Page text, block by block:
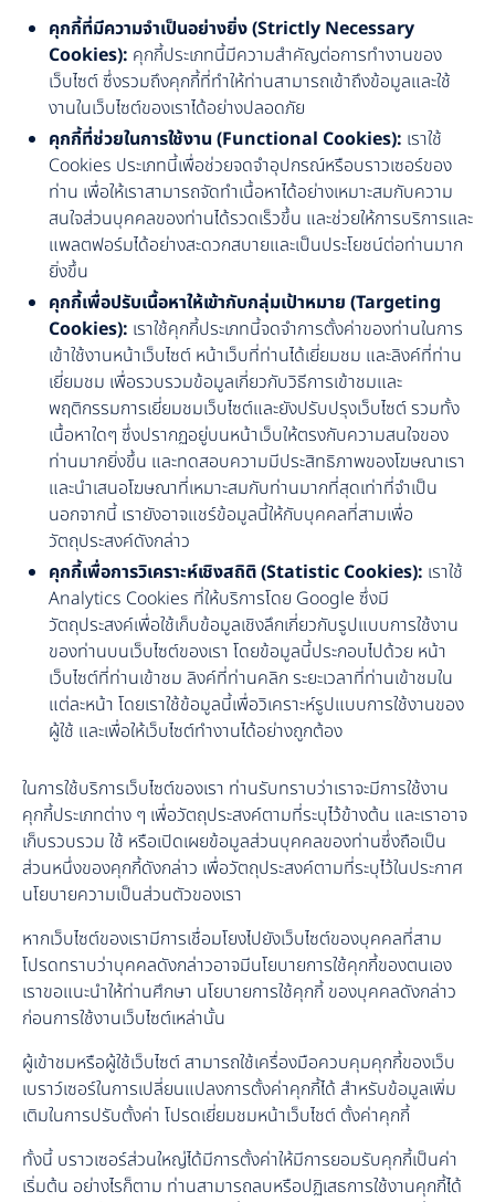
คุกกี้ที่มีความจำเป็นอย่างยิ่ง (Strictly Necessary
Cookies): คุกกี้ประเภทนี้มีความสำคัญต่อการทำงานของ
เว็บไซต์ ซึ่งรวมถึงคุกกี้ที่ทำให้ท่านสามารถเข้าถึงข้อมูลและใช้
งานในเว็บไซต์ของเราได้อย่างปลอดภัย
คุกกี้ที่ช่วยในการใช้งาน (Functional Cookies): เราใช้
Cookies ประเภทนี้เพื่อช่วยจดจำอุปกรณ์หรือบราวเซอร์ของ
ท่าน เพื่อให้เราสามารถจัดทำเนื้อหาได้อย่างเหมาะสมกับความ
สนใจส่วนบุคคลของท่านได้รวดเร็วขึ้น และช่วยให้การบริการและ
แพลตฟอร์มได้อย่างสะดวกสบายและเป็นประโยชน์ต่อท่านมาก
ยิ่งขึ้น
คุกกี้เพื่อปรับเนื้อหาให้เข้ากับกลุ่มเป้าหมาย (Targeting
Cookies): เราใช้คุกกี้ประเภทนี้จดจำการตั้งค่าของท่านในการ
เข้าใช้งานหน้าเว็บไซต์ หน้าเว็บที่ท่านได้เยี่ยมชม และลิงค์ที่ท่าน
เยี่ยมชม เพื่อรวบรวมข้อมูลเกี่ยวกับวิธีการเข้าชมและ
พฤติกรรมการเยี่ยมชมเว็บไซต์และยังปรับปรุงเว็บไซต์ รวมทั้ง
เนื้อหาใดๆ ซึ่งปรากฏอยู่บนหน้าเว็บให้ตรงกับความสนใจของ
ท่านมากยิ่งขึ้น และทดสอบความมีประสิทธิภาพของโฆษณาเรา
และนำเสนอโฆษณาที่เหมาะสมกับท่านมากที่สุดเท่าที่จำเป็น
นอกจากนี้ เรายังอาจแชร์ข้อมูลนี้ให้กับบุคคลที่สามเพื่อ
วัตถุประสงค์ดังกล่าว
คุกกี้เพื่อการวิเคราะห์เชิงสถิติ (Statistic Cookies): เราใช้
Analytics Cookies ที่ให้บริการโดย Google ซึ่งมี
วัตถุประสงค์เพื่อใช้เก็บข้อมูลเชิงลึกเกี่ยวกับรูปแบบการใช้งาน
ของท่านบนเว็บไซต์ของเรา โดยข้อมูลนี้ประกอบไปด้วย หน้า
เว็บไซต์ที่ท่านเข้าชม ลิงค์ที่ท่านคลิก ระยะเวลาที่ท่านเข้าชมใน
แต่ละหน้า โดยเราใช้ข้อมูลนี้เพื่อวิเคราะห์รูปแบบการใช้งานของ
ผู้ใช้ และเพื่อให้เว็บไซต์ทำงานได้อย่างถูกต้อง
ในการใช้บริการเว็บไซต์ของเรา ท่านรับทราบว่าเราจะมีการใช้งาน
คุกกี้ประเภทต่าง ๆ เพื่อวัตถุประสงค์ตามที่ระบุไว้ข้างต้น และเราอาจ
เก็บรวบรวม ใช้ หรือเปิดเผยข้อมูลส่วนบุคคลของท่านซึ่งถือเป็น
ส่วนหนึ่งของคุกกี้ดังกล่าว เพื่อวัตถุประสงค์ตามที่ระบุไว้ในประกาศ
นโยบายความเป็นส่วนตัวของเรา
หากเว็บไซต์ของเรามีการเชื่อมโยงไปยังเว็บไซต์ของบุคคลที่สาม
โปรดทราบว่าบุคคลดังกล่าวอาจมีนโยบายการใช้คุกกี้ของตนเอง
เราขอแนะนำให้ท่านศึกษา นโยบายการใช้คุกกี้ ของบุคคลดังกล่าว
ก่อนการใช้งานเว็บไซต์เหล่านั้น
ผู้เข้าชมหรือผู้ใช้เว็บไซต์ สามารถใช้เครื่องมือควบคุมคุกกี้ของเว็บ
เบราว์เซอร์ในการเปลี่ยนแปลงการตั้งค่าคุกกี้ได้ สำหรับข้อมูลเพิ่ม
เติมในการปรับตั้งค่า โปรดเยี่ยมชมหน้าเว็บไชต์ ตั้งค่าคุกกี้
ทั้งนี้ บราวเซอร์ส่วนใหญ่ได้มีการตั้งค่าให้มีการยอมรับคุกกี้เป็นค่า
เริ่มต้น อย่างไรก็ตาม ท่านสามารถลบหรือปฏิเสธการใช้งานคุกกี้ได้